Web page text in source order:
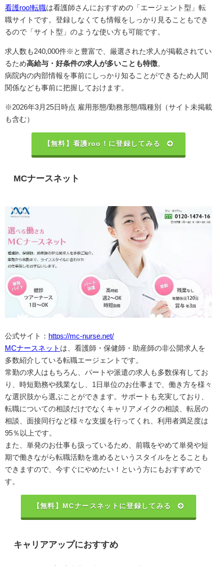
看護roo!転職は看護師さんにおすすめの「エージェント型」転
職サイトです。登録しなくても情報をしっかり見ることもでき
るので「サイト型」のような使い方も可能です。
求人数も240,000件※と豊富で、厳選された求人が掲載されてい
るため高給与・好条件の求人が多いことも特徴。
病院内の内部情報を事前にしっかり知ることができるため人間
関係なども事前に把握しておけます。
※2026年3月25日時点 雇用形態/勤務形態/職種別（サイト未掲載
も含む）
【無料】看護roo！に登録してみる
MCナースネット
公式サイト： https://mc-nurse.net/
MCナースネット は、看護師・保健師・助産師の非公開求人を
多数紹介している転職エージェントです。
常勤の求人はもちろん、パートや派遣の求人も多数保有してお
り、時短勤務や残業なし、1日単位のお仕事まで、働き方を様々
な選択肢から選ぶことができます。サポートも充実しており、
転職についての相談だけでなくキャリアメイクの相談、転居の
相談、面接同行など様々な支援を行ってくれ、利用者満足度は
95％以上です。
また、単発のお仕事も扱っているため、前職をやめて単発や短
期で働きながら転職活動を進めるというスタイルをとることも
できますので、今すぐにやめたい！という方にもおすすめで
す。
【無料】MCナースネットに登録してみる
キャリアアップにおすすめ